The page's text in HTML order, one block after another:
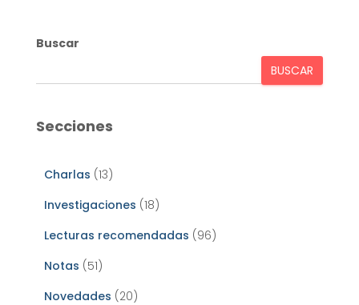
Buscar
BUSCAR
Secciones
Charlas (13)
Investigaciones (18)
Lecturas recomendadas (96)
Notas (51)
Novedades (20)